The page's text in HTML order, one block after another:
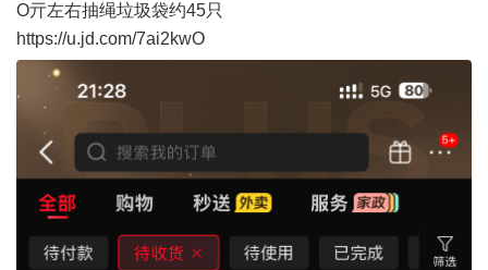
O亓左右抽绳垃圾袋约45只
https://u.jd.com/7ai2kwO